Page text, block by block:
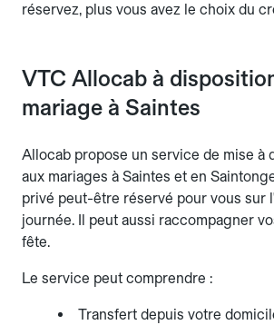
réservez, plus vous avez le choix du
VTC Allocab à
mariage à Saintes
Allocab propose un service de mise à
aux mariages à Saintes et en
privé peut-être réservé pour vous sur
journée. Il peut aussi raccompagner
fête.
Le service peut comprendre :
Transfert depuis votre